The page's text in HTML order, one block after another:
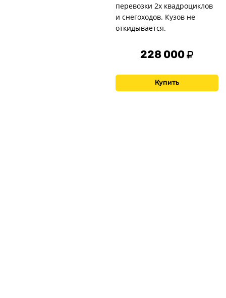
перевозки 2х квадроциклов
и снегоходов. Кузов не
откидывается.
228 000
Купить